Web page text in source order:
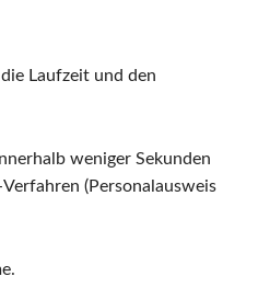
Laufzeit und den
weniger Sekunden
(Personalausweis